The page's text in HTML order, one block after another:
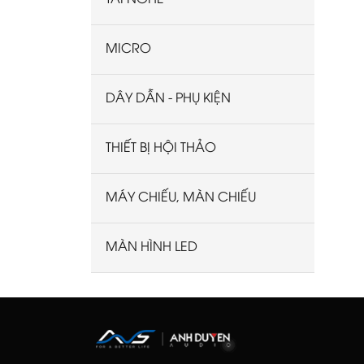
Paradigm
B&O
dB Technologies
Martin Audio
Studiomaster
BOSA
MICRO
DÂY DẪN - PHỤ KIỆN
THIẾT BỊ HỘI THẢO
MÁY CHIẾU, MÀN CHIẾU
MÀN HÌNH LED